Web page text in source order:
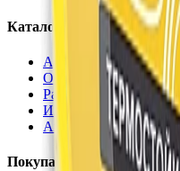
Каталог
Автохимия
Оборудование
Расходные материалы
Инструменты
Аксессуары
Покупателям